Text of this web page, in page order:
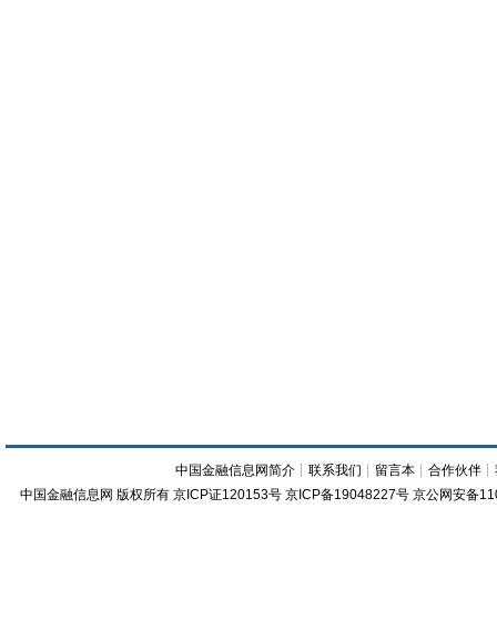
中国金融信息网简介 ┊联系我们 ┊ 留言本 ┊合作伙伴 ┊
中国金融信息网 版权所有 京ICP证120153号 京ICP备19048227号 京公网安备